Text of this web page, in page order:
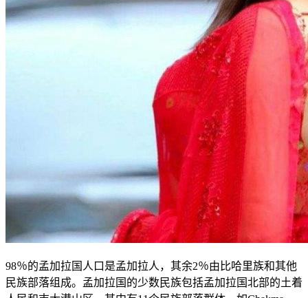
98％的孟加拉国人口是孟加拉人，其余2％由比哈里族和其他
民族部落组成。孟加拉国的少数民族包括孟加拉国北部的土着